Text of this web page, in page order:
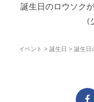
誕生日のロウソク
イベント >誕生日 > 誕生日